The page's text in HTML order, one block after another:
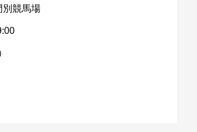
別競馬場